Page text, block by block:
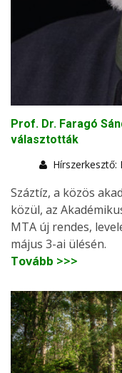
Prof. Dr. Faragó
választották
Hírszerkesztő:
Száztíz, a közös
közül, az
MTA új rendes,
május 3-ai ülésén.
Tovább >>>